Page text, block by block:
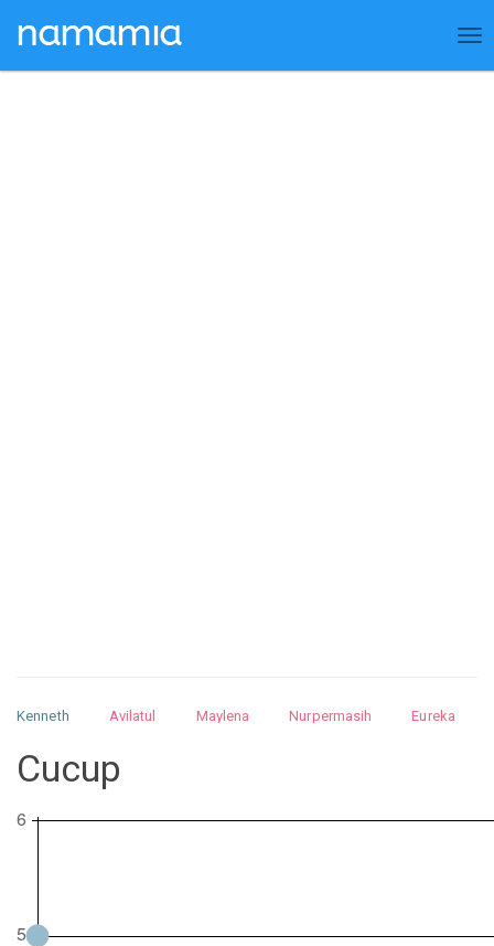
Kenneth Avilatul Maylena Nurpermasih
Eureka
Nurhilman
Pathin
Cucup